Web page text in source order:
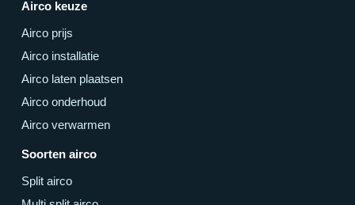
Airco keuze
Airco prijs
Airco installatie
Airco laten plaatsen
Airco onderhoud
Airco verwarmen
Soorten airco
Split airco